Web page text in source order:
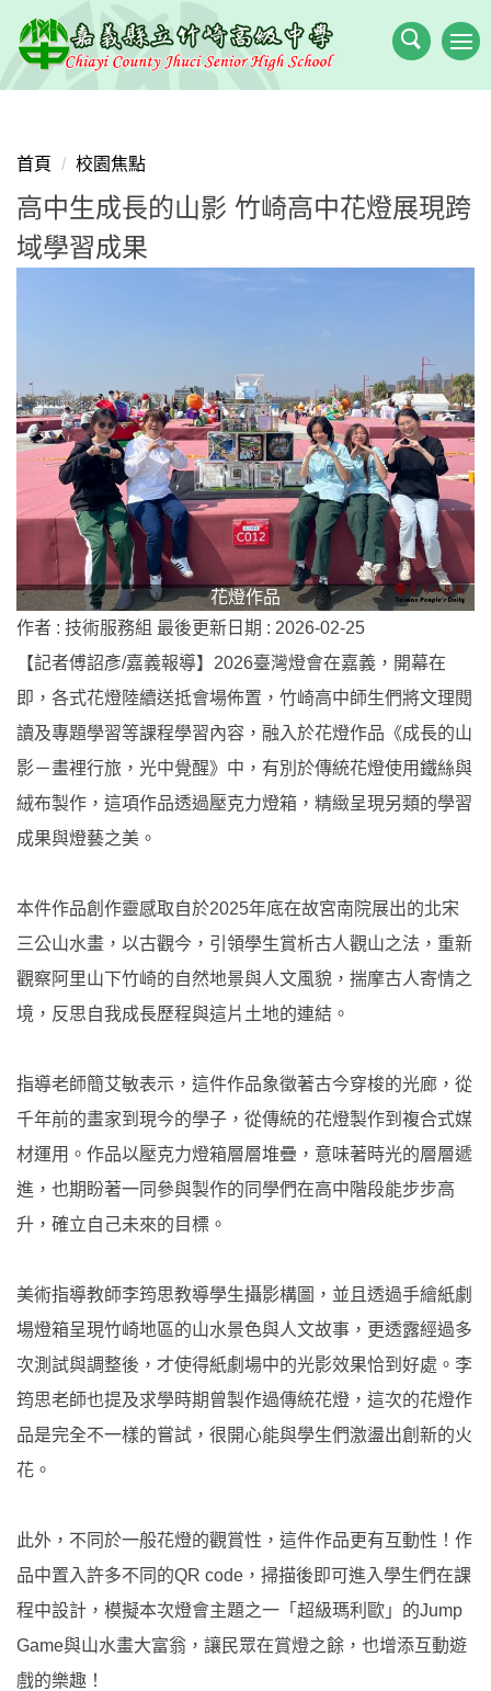
到
主
要
區
首頁 校園焦點
高中生成長的山影 竹崎高中花燈展現跨
域學習成果
花燈作品
作者 : 技術服務組 最後更新日期 : 2026-02-25
【記者傅詔彥/嘉義報導】2026臺灣燈會在嘉義，開幕在
即，各式花燈陸續送抵會場佈置，竹崎高中師生們將文理閱
讀及專題學習等課程學習內容，融入於花燈作品《成長的山
影－畫裡行旅，光中覺醒》中，有別於傳統花燈使用鐵絲與
絨布製作，這項作品透過壓克力燈箱，精緻呈現另類的學習
成果與燈藝之美。
本件作品創作靈感取自於2025年底在故宮南院展出的北宋
三公山水畫，以古觀今，引領學生賞析古人觀山之法，重新
觀察阿里山下竹崎的自然地景與人文風貌，揣摩古人寄情之
境，反思自我成長歷程與這片土地的連結。
指導老師簡艾敏表示，這件作品象徵著古今穿梭的光廊，從
千年前的畫家到現今的學子，從傳統的花燈製作到複合式媒
材運用。作品以壓克力燈箱層層堆疊，意味著時光的層層遞
進，也期盼著一同參與製作的同學們在高中階段能步步高
升，確立自己未來的目標。
美術指導教師李筠思教導學生攝影構圖，並且透過手繪紙劇
場燈箱呈現竹崎地區的山水景色與人文故事，更透露經過多
次測試與調整後，才使得紙劇場中的光影效果恰到好處。李
筠思老師也提及求學時期曾製作過傳統花燈，這次的花燈作
品是完全不一樣的嘗試，很開心能與學生們激盪出創新的火
花。
此外，不同於一般花燈的觀賞性，這件作品更有互動性！作
品中置入許多不同的QR code，掃描後即可進入學生們在課
程中設計，模擬本次燈會主題之一「超級瑪利歐」的Jump
Game與山水畫大富翁，讓民眾在賞燈之餘，也增添互動遊
戲的樂趣！